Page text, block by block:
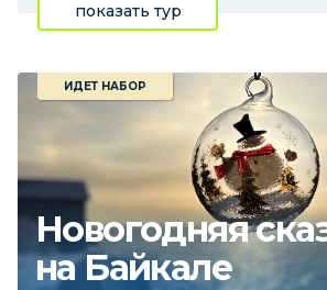
показать тур
Новогодняя
на Байкале
ИДЕТ НАБОР